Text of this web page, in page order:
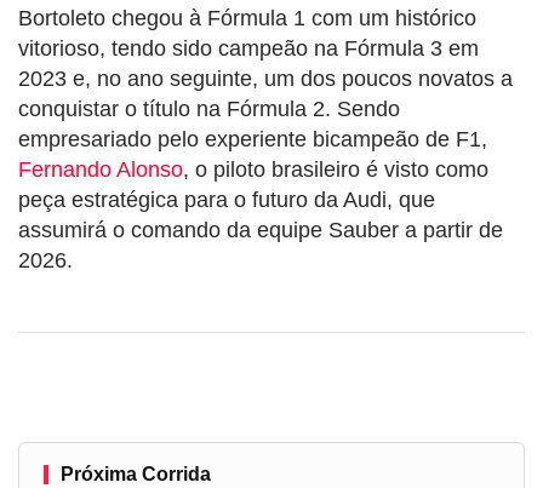
Bortoleto chegou à Fórmula 1 com um histórico
vitorioso, tendo sido campeão na Fórmula 3 em
2023 e, no ano seguinte, um dos poucos novatos a
conquistar o título na Fórmula 2. Sendo
empresariado pelo experiente bicampeão de F1,
Fernando Alonso, o piloto brasileiro é visto como
peça estratégica para o futuro da Audi, que
assumirá o comando da equipe Sauber a partir de
2026.
Próxima Corrida